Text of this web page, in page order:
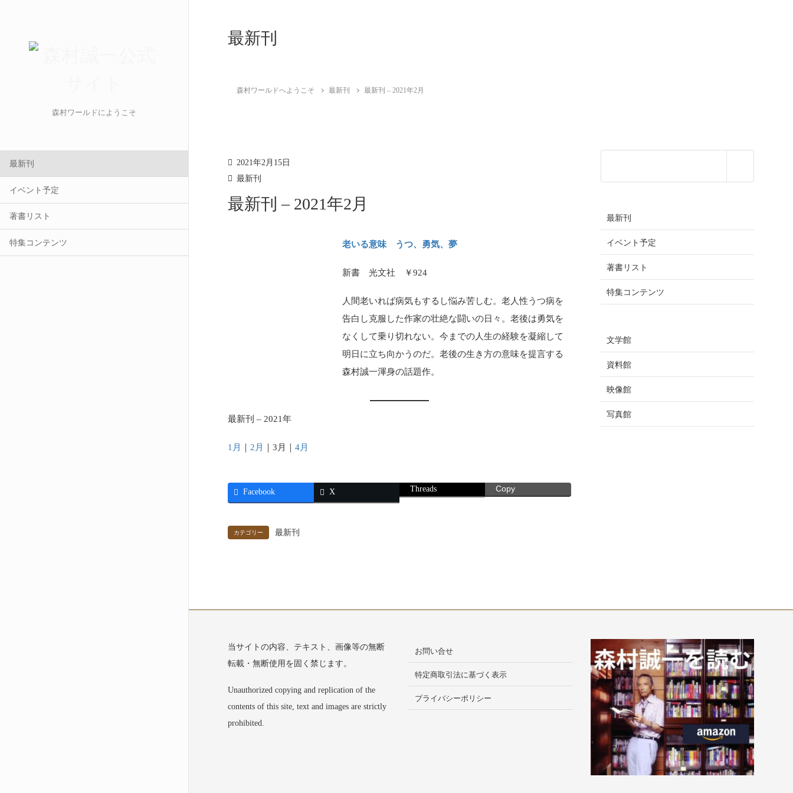
森村ワールドにようこそ
最新刊
イベント予定
著書リスト
特集コンテンツ
最新刊
森村ワールドへようこそ 最新刊 最新刊 – 2021年2月
2021年2月15日
最新刊
最新刊 – 2021年2月
老いる意味 うつ、勇気、夢
新書 光文社 ￥924
人間老いれば病気もするし悩み苦しむ。老人性うつ病を
告白し克服した作家の壮絶な闘いの日々。老後は勇気を
なくして乗り切れない。今までの人生の経験を凝縮して
明日に立ち向かうのだ。老後の生き方の意味を提言する
森村誠一渾身の話題作。
最新刊 – 2021年
1月 2月 ｜3月｜4月
Facebook X Threads Copy
カテゴリー 最新刊
最新刊
イベント予定
著書リスト
特集コンテンツ
文学館
資料館
映像館
写真館
当サイトの内容、テキスト、画像等の無断
転載・無断使用を固く禁じます。
Unauthorized copying and replication of the
contents of this site, text and images are strictly
prohibited.
お問い合せ
特定商取引法に基づく表示
プライバシーポリシー